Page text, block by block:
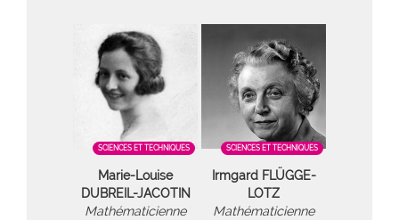
SCIENCES ET TECHNIQUES
Marie-Louise
DUBREIL-JACOTIN
Mathématicienne
SCIENCES ET TECHNIQUES
Irmgard FLÜGGE-
LOTZ
Mathématicienne